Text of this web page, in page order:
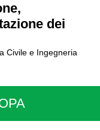
dei
Civile e Ingegneria